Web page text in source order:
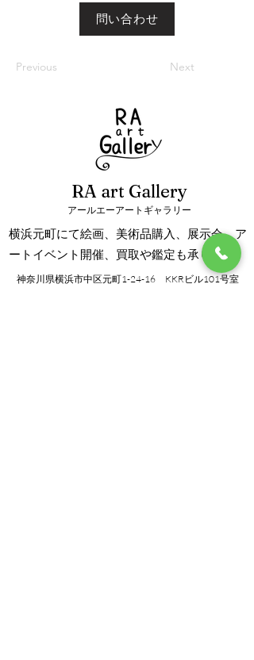
問い合わせ
Previous Next
RA art Gallery
アールエーアートギャラリー
横浜元町にて絵画、美術品購入、展示会、ア
ートイベント開催、買取や鑑定も承ります。
神奈川県横浜市中区元町1-24-16 KKRビル101号室